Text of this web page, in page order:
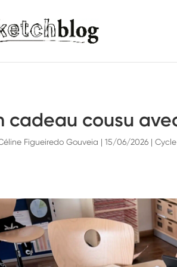
cadeau cousu
Figueiredo Gouveia |15/06/2026 |